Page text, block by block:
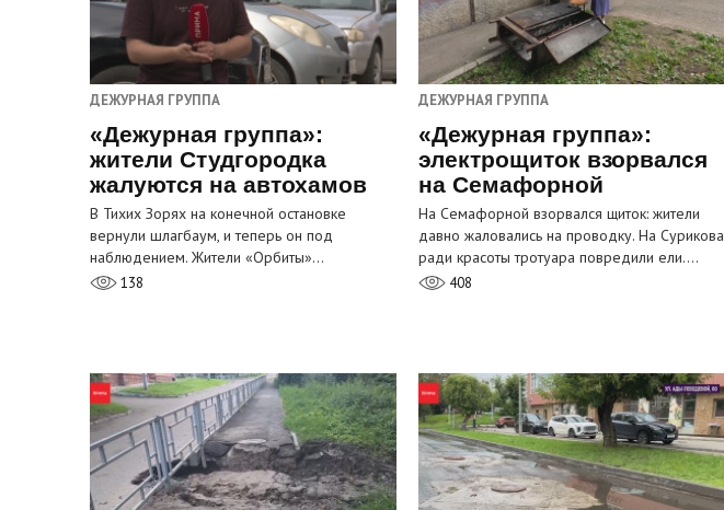
ДЕЖУРНАЯ ГРУППА
«Дежурная группа»:
жители Студгородка
жалуются на автохамов
В Тихих Зорях на конечной остановке
вернули шлагбаум, и теперь он под
наблюдением. Жители «Орбиты»…
138
ДЕЖУРНАЯ ГРУППА
«Дежурная группа»:
электрощиток взорвался
на Семафорной
На Семафорной взорвался щиток: жители
давно жаловались на проводку. На Сурикова
ради красоты тротуара повредили ели.…
408